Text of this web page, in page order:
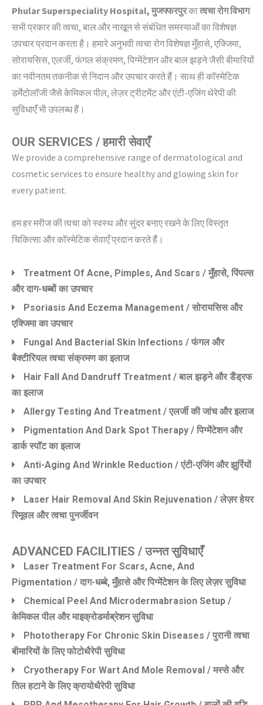
Phular Superspeciality Hospital, मुजफ्फरपुरकात्वचा रोग विभाग
सभी प्रकार की त्वचा, बाल और नाखून से संबंधित समस्याओं का विशेषज्ञ
उपचार प्रदान करता है। हमारे अनुभवी त्वचा रोग विशेषज्ञ मुँहासे, एक्जिमा,
सोरायसिस, एलर्जी, फंगल संक्रमण, पिग्मेंटेशन और बाल झड़ने जैसी बीमारियों
का नवीनतम तकनीक से निदान और उपचार करते हैं। साथ ही कॉस्मेटिक
डर्मेटोलॉजी जैसे केमिकल पील, लेज़र ट्रीटमेंट और एंटी-एजिंग थेरेपी की
सुविधाएँ भी उपलब्ध हैं।
OUR SERVICES / हमारी सेवाएँ
We provide a comprehensive range of dermatological and
cosmetic services to ensure healthy and glowing skin for
every patient.
हम हर मरीज की त्वचा को स्वस्थ और सुंदर बनाए रखने के लिए विस्तृत
चिकित्सा और कॉस्मेटिक सेवाएँ प्रदान करते हैं।
Treatment Of Acne, Pimples, And Scars / मुँहासे, पिंपल्स
और दाग-धब्बों का उपचार
Psoriasis And Eczema Management / सोरायसिस और
एक्जिमा का उपचार
Fungal And Bacterial Skin Infections / फंगल और
बैक्टीरियल त्वचा संक्रमण का इलाज
Hair Fall And Dandruff Treatment / बाल झड़ने और डैंड्रफ
का इलाज
Allergy Testing And Treatment / एलर्जी की जांच और इलाज
Pigmentation And Dark Spot Therapy / पिग्मेंटेशन और
डार्क स्पॉट का इलाज
Anti-Aging And Wrinkle Reduction / एंटी-एजिंग और झुर्रियों
का उपचार
Laser Hair Removal And Skin Rejuvenation / लेज़र हेयर
रिमूवल और त्वचा पुनर्जीवन
ADVANCED FACILITIES / उन्नत सुविधाएँ
Laser Treatment For Scars, Acne, And
Pigmentation / दाग-धब्बे, मुँहासे और पिग्मेंटेशन के लिए लेज़र सुविधा
Chemical Peel And Microdermabrasion Setup /
केमिकल पील और माइक्रोडर्माब्रेशन सुविधा
Phototherapy For Chronic Skin Diseases / पुरानी त्वचा
बीमारियों के लिए फोटोथैरेपी सुविधा
Cryotherapy For Wart And Mole Removal / मस्से और
तिल हटाने के लिए क्रायोथैरेपी सुविधा